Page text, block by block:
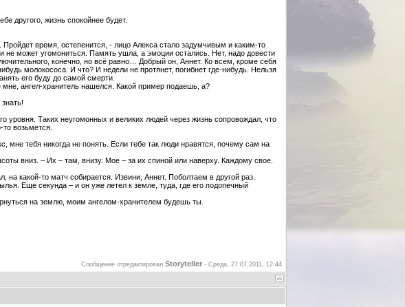
другого, жизнь спокойнее будет.
время, остепенится, - лицо Алекса стало задумчивым и каким-то
может угомониться. Память ушла, а эмоции остались. Нет, надо довести
конечно, но всё равно… Добрый он, Аннет. Ко всем, кроме себя
молокососа. И что? И недели не протянет, погибнет где-нибудь. Нельзя
его буду до самой смерти.
ангел-хранитель нашелся. Какой пример подаешь, а?
уровня. Таких неугомонных и великих людей через жизнь сопровождал, что
возьмется.
тебя никогда не понять. Если тебе так люди нравятся, почему сам на
вниз. – Их – там, внизу. Мое – за их спиной или наверху. Каждому свое.
на какой-то матч собирается. Извини, Аннет. Поболтаем в другой раз.
Еще секунда – и он уже летел к земле, туда, где его подопечный
на землю, моим ангелом-хранителем будешь ты.
Сообщение отредактировал Storyteller - Среда, 27.07.2011, 12:44